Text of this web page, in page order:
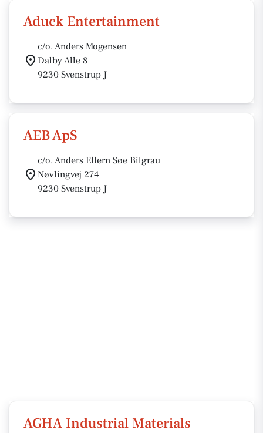
Aduck Entertainment
c/o. Anders Mogensen
Dalby Alle 8
9230 Svenstrup J
AEB ApS
c/o. Anders Ellern Søe Bilgrau
Nøvlingvej 274
9230 Svenstrup J
AGHA Industrial Materials